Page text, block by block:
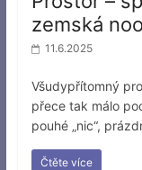
zemská
11.6.2025
Všudypřítomný
přece tak málo
pouhé „nic“,
Čtěte více